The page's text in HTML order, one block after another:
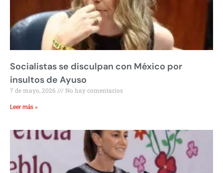
Socialistas se disculpan con México por
insultos de Ayuso
7 de mayo, 2026 No hay comentarios
Leer más »